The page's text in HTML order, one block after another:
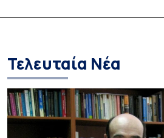
Τελευταία Νέα